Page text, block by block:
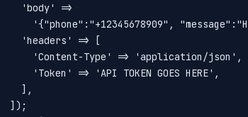
  'body' =>
'{"phone":"+12345678909",
  'headers' => [
    'Content-Type' => 'application/json',
    'Token' => 'API TOKEN GOES HERE',
  ],
]);